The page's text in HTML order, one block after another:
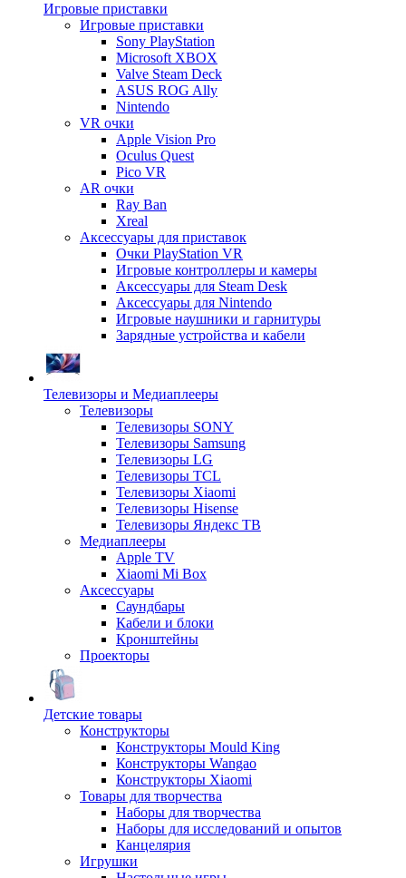
Игровые приставки
Игровые приставки
Sony PlayStation
Microsoft XBOX
Valve Steam Deck
ASUS ROG Ally
Nintendo
VR очки
Apple Vision Pro
Oculus Quest
Pico VR
AR очки
Ray Ban
Xreal
Аксессуары для приставок
Очки PlayStation VR
Игровые контроллеры и камеры
Аксессуары для Steam Desk
Аксессуары для Nintendo
Игровые наушники и гарнитуры
Зарядные устройства и кабели
Телевизоры и Медиаплееры
Телевизоры
Телевизоры SONY
Телевизоры Samsung
Телевизоры LG
Телевизоры TCL
Телевизоры Xiaomi
Телевизоры Hisense
Телевизоры Яндекс ТВ
Медиаплееры
Apple TV
Xiaomi Mi Box
Аксессуары
Саундбары
Кабели и блоки
Кронштейны
Проекторы
Детские товары
Конструкторы
Конструкторы Mould King
Конструкторы Wangao
Конструкторы Xiaomi
Товары для творчества
Наборы для творчества
Наборы для исследований и опытов
Канцелярия
Игрушки